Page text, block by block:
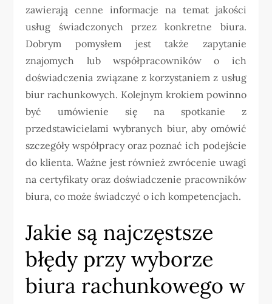
zawierają cenne informacje na temat jakości
usług świadczonych przez konkretne biura.
Dobrym pomysłem jest także zapytanie
znajomych lub współpracowników o ich
doświadczenia związane z korzystaniem z usług
biur rachunkowych. Kolejnym krokiem powinno
być umówienie się na spotkanie z
przedstawicielami wybranych biur, aby omówić
szczegóły współpracy oraz poznać ich podejście
do klienta. Ważne jest również zwrócenie uwagi
na certyfikaty oraz doświadczenie pracowników
biura, co może świadczyć o ich kompetencjach.
Jakie są najczęstsze
błędy przy wyborze
biura rachunkowego w